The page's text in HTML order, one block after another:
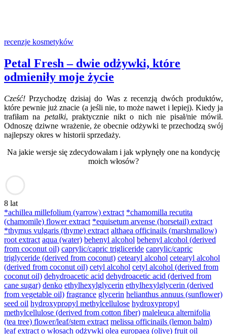
recenzje kosmetyków
Petal Fresh – dwie odżywki, które
odmieniły moje życie
Cześć!Przychodzę dzisiaj do Was z recenzją dwóch produktów,
które pewnie już znacie (a jeśli nie, to może nawet i lepiej). Kiedy ja
trafiłam na petalki, praktycznie nikt o nich nie pisał/nie mówił.
Odnoszę dziwne wrażenie, że obecnie odżywki te przechodzą swój
najlepszy okres w historii sprzedaży.
Na jakie wersje się zdecydowałam i jak wpłynęły one na kondycję
moich włosów?
8 lat
*achillea millefolium (yarrow) extract *chamomilla recutita
(chamomile) flower extract *equisetum arvense (horsetail) extract
*thymus vulgaris (thyme) extract althaea officinails (marshmallow)
root extract aqua (water) behenyl alcohol behenyl alcohol (derived
from coconut oil) caprylic/capric trigliceride caprylic/capric
triglyceride (derived from coconut) cetearyl alcohol cetearyl alcohol
(derived from coconut oil) cetyl alcohol cetyl alcohol (derived from
coconut oil) dehydroacetic acid dehydroacetic acid (derived from
cane sugar) denko ethylhexylglycerin ethylhexylglycerin (derived
from vegetable oil) fragrance glycerin helianthus annuus (sunflower)
seed oil hydroxypropyl methylcellulose hydroxypropyl
methylcellulose (derived from cotton fiber) maleleuca alternifolia
(tea tree) flower/leaf/stem extract melissa officinails (lemon balm)
leaf extract o włosach odżywki olea europaea (olive) fruit oil